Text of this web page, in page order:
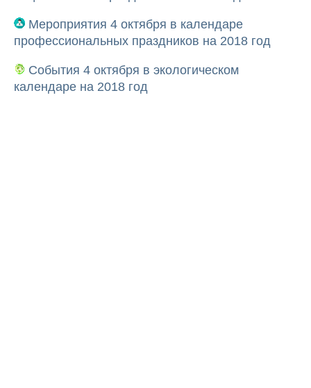
Мероприятия 4 октября в календаре
профессиональных праздников на 2018 год
События 4 октября в экологическом
календаре на 2018 год